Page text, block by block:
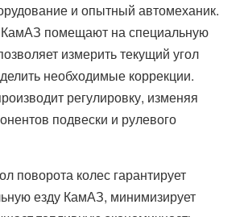
и опытный автомеханик.
помещают на специальную
измерить текущий угол
необходимые коррекции.
регулировку, изменяя
подвески и рулевого
поворота колес гарантирует
езду КамАЗ, минимизирует